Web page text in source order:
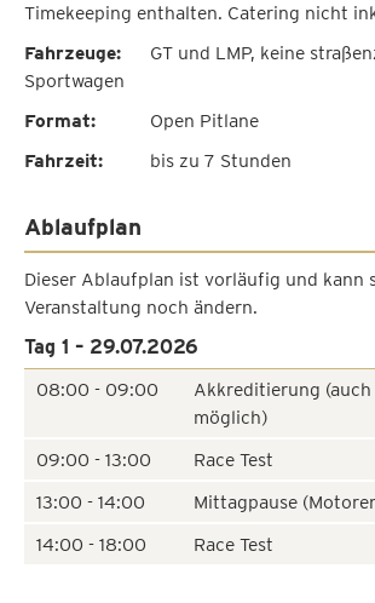
Timekeeping enthalten. Catering nicht
Fahrzeuge:
GT und LMP, keine
Sportwagen
Format:
Open Pitlane
Fahrzeit:
bis zu 7 Stunden
Ablaufplan
Dieser Ablaufplan ist vorläufig und kann
Veranstaltung noch ändern.
Tag 1 – 29.07.2026
08:00 - 09:00
Akkreditierung (auch
möglich)
09:00 - 13:00
Race Test
13:00 - 14:00
Mittagpause
14:00 - 18:00
Race Test